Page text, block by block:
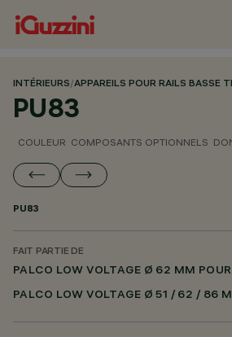
INTÉRIEURS/APPAREILS POUR RAILS BASSE
PU83
COULEUR COMPOSANTS OPTIONNELS
PU83
FAIT PARTIE DE
PALCO LOW VOLTAGE Ø 62 MM
PALCO LOW VOLTAGE Ø 51 / 62 / 86